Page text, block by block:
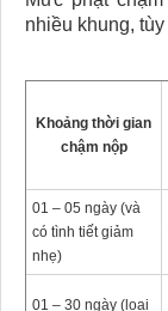
nhiều khung,
Khoảng thời gian
chậm nộp
01 – 05 ngày (và
có tình tiết giảm
nhẹ)
01 – 30 ngày (loại